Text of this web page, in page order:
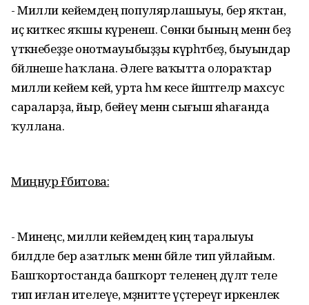
- Милли кейемдең популярлашыуы, бер яҡтан,
иҫ киткес яҡшы күренеш. Сөнки бының менән беҙ
үткәнебеҙҙе онотмауыбыҙҙы күрһәтәбеҙ, быуындар
бәйләнеше һаҡлана. Әлеге ваҡытта олораҡтар
милли кейем кейә, урта һәм кесе йәштәгеләр махсус
сараларҙа, йыр, бейеү менән сығыш яһағанда
ҡуллана.
Миңнур Ғәбитова:
- Минеңсә, милли кейемдең киң таралыуы
билдәле бер азатлыҡ менән бәйле тип уйлайым.
Башҡортостанда башҡорт теленең дәүләт теле
тип иғлан ителеүе, мәҙәниәтте үҫтереүгә иркенлек